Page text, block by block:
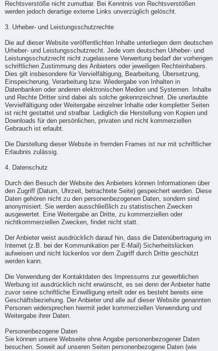
Rechtsverstöße nicht zumutbar. Bei Kenntnis von Rechtsverstößen
werden jedoch derartige externe Links unverzüglich gelöscht.
3. Urheber- und Leistungsschutzrechte
Die auf dieser Website veröffentlichten Inhalte unterliegen dem deutschen
Urheber- und Leistungsschutzrecht. Jede vom deutschen Urheber- und
Leistungsschutzrecht nicht zugelassene Verwertung bedarf der vorherigen
schriftlichen Zustimmung des Anbieters oder jeweiligen Rechteinhabers.
Dies gilt insbesondere für Vervielfältigung, Bearbeitung, Übersetzung,
Einspeicherung, Verarbeitung bzw. Wiedergabe von Inhalten in
Datenbanken oder anderen elektronischen Medien und Systemen. Inhalte
und Rechte Dritter sind dabei als solche gekennzeichnet. Die unerlaubte
Vervielfältigung oder Weitergabe einzelner Inhalte oder kompletter Seiten
ist nicht gestattet und strafbar. Lediglich die Herstellung von Kopien und
Downloads für den persönlichen, privaten und nicht kommerziellen
Gebrauch ist erlaubt.
Die Darstellung dieser Website in fremden Frames ist nur mit schriftlicher
Erlaubnis zulässig.
4. Datenschutz
Durch den Besuch der Website des Anbieters können Informationen über
den Zugriff (Datum, Uhrzeit, betrachtete Seite) gespeichert werden. Diese
Daten gehören nicht zu den personenbezogenen Daten, sondern sind
anonymisiert. Sie werden ausschließlich zu statistischen Zwecken
ausgewertet. Eine Weitergabe an Dritte, zu kommerziellen oder
nichtkommerziellen Zwecken, findet nicht statt.
Der Anbieter weist ausdrücklich darauf hin, dass die Datenübertragung im
Internet (z.B. bei der Kommunikation per E-Mail) Sicherheitslücken
aufweisen und nicht lückenlos vor dem Zugriff durch Dritte geschützt
werden kann.
Die Verwendung der Kontaktdaten des Impressums zur gewerblichen
Werbung ist ausdrücklich nicht erwünscht, es sei denn der Anbieter hatte
zuvor seine schriftliche Einwilligung erteilt oder es besteht bereits eine
Geschäftsbeziehung. Der Anbieter und alle auf dieser Website genannten
Personen widersprechen hiermit jeder kommerziellen Verwendung und
Weitergabe ihrer Daten.
Personenbezogene Daten
Sie können unsere Webseite ohne Angabe personenbezogener Daten
besuchen. Soweit auf unseren Seiten personenbezogene Daten (wie